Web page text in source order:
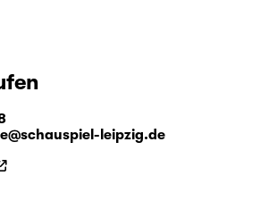
leipzig.de